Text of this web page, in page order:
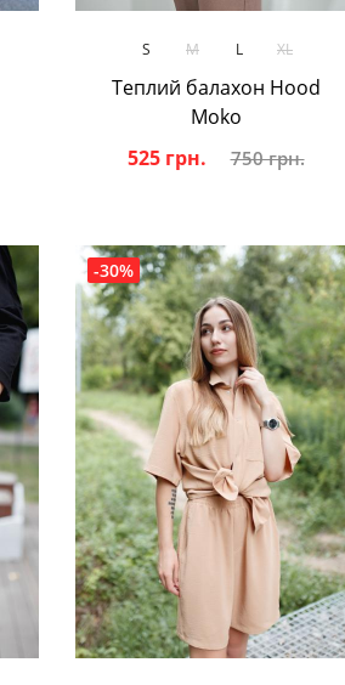
S M L XL
Теплий балахон Hood
Moko
525 грн.
750 грн.
-30%